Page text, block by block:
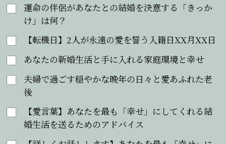
運命の伴侶があなたとの結婚を決意する「きっか
け」は何？
【転機日】2人が永遠の愛を誓う入籍日XX月XX日
あなたの新婚生活と手に入れる家庭環境と幸せ
夫婦で過ごす穏やかな晩年の日々と愛あふれた老
後
【愛言葉】あなたを最も「幸せ」にしてくれる結
婚生活を送るためのアドバイス